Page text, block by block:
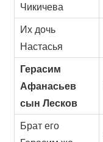
Чикичева
Их дочь
Настасья
Герасим
Афанасьев
сын Лесков
Брат его